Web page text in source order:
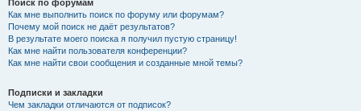
Поиск по форумам
Как мне выполнить поиск по форуму или форумам?
Почему мой поиск не даёт результатов?
В результате моего поиска я получил пустую страницу!
Как мне найти пользователя конференции?
Как мне найти свои сообщения и созданные мной темы?
Подписки и закладки
Чем закладки отличаются от подписок?